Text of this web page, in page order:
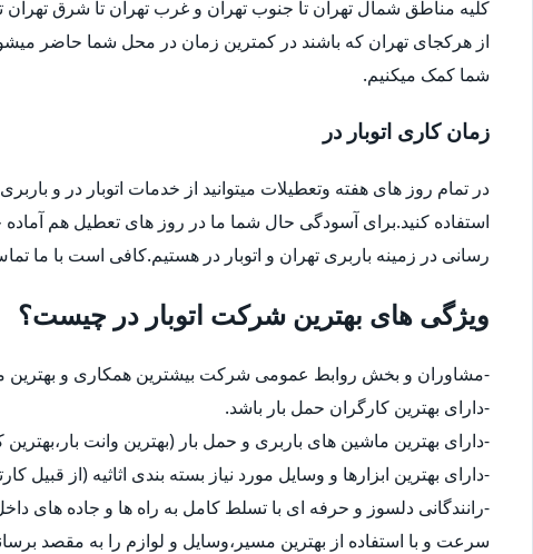
کلیه مناطق شمال تهران تا جنوب تهران و غرب تهران تا شرق
از هرکجای تهران که باشند در کمترین زمان در محل شما حاضر
شما کمک میکنیم.
زمان کاری اتوبار در
در تمام روز های هفته وتعطیلات میتوانید از خدمات اتوبار در و
استفاده کنید.برای آسودگی حال شما ما در روز های تعطیل هم
رسانی در زمینه باربری تهران و اتوبار در هستیم.کافی است با ما
ویژگی های بهترین شرکت اتوبار در چیست؟
-مشاوران و بخش روابط عمومی شرکت بیشترین همکاری و بهترین
-دارای بهترین کارگران حمل بار باشد.
-دارای بهترین ماشین های باربری و حمل بار (بهترین وانت
-دارای بهترین ابزارها و وسایل مورد نیاز بسته بندی اثاثیه (از قبیل
-رانندگانی دلسوز و حرفه ای با تسلط کامل به راه ها و جاده های
سرعت و با استفاده از بهترین مسیر،وسایل و لوازم را به مقصد